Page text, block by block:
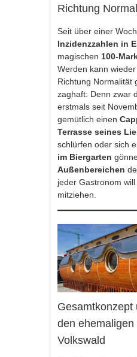
Richtung
Seit über einer
Inzidenzzahlen in
magischen 100-
Werden kann
Richtung Normalität
zaghaft: Denn zwar
erstmals seit
gemütlich einen
Terrasse seines
schlürfen oder sich
im Biergarten
Außenbereichen
jeder Gastronom
mitziehen.
Gesamtkonzept
den
Volkswald